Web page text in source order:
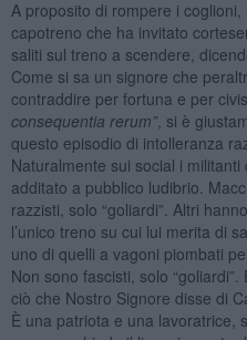
A proposito di rompere i coglioni,
capotreno che ha invitato
saliti sul treno a scendere,
Come si sa un signore che
contraddire per fortuna e per
consequentia rerum”, si è
questo episodio di intolleranza
Naturalmente sui social i
additato a pubblico ludibrio.
razzisti, solo “goliardi”. Altri
l’unico treno su cui lui merita di
uno di quelli a vagoni piombati
Non sono fascisti, solo
ciò che Nostro Signore disse di
È una patriota e una lavoratrice,